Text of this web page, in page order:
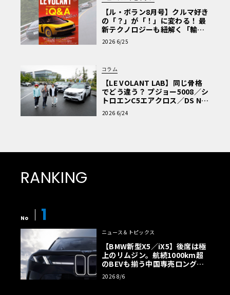
【ル・ボラン8月号】クルマ好き
の「？」が「！」に変わる！ 最
新テクノロジーも紐解く「輸入
車Q&A」
2026 6/25
コラム
【LE VOLANT LAB】同じ骨格
でどう違う？ プジョー5008／シ
トロエンC5エアクロス／DS Nº4
読者一気乗りレポート
2026 6/24
RANKING
No 1
ニュース＆トピックス
【BMW新型X5／iX5】後席は極
上のリムジン。航続1000km超
のBEVも揃う中国専売ロング仕
様の全貌
2026 8/6